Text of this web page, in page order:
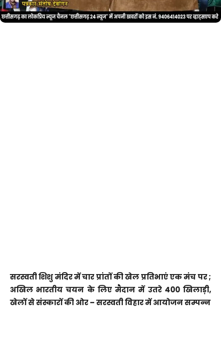
सरस्वती शिशु मंदिर में चार प्रांतों की खेल प्रतिभाएं एक मंच पर ;
अखिल भारतीय चयन के लिए मैदान में उतरे 400 खिलाड़ी,
खेलों से संस्कारों की ओर – सरस्वती विहार में आयोजन सम्पन्न